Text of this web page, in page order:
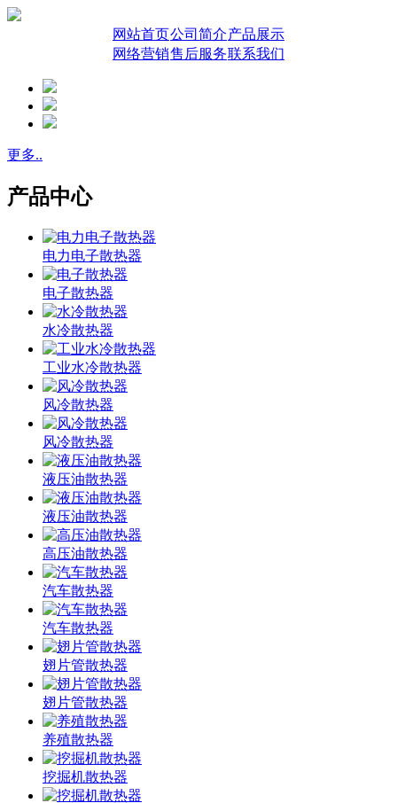
网站首页公司简介产品展示
网络营销售后服务联系我们
更多..
产品中心
电力电子散热器
电子散热器
水冷散热器
工业水冷散热器
风冷散热器
风冷散热器
液压油散热器
液压油散热器
高压油散热器
汽车散热器
汽车散热器
翅片管散热器
翅片管散热器
养殖散热器
挖掘机散热器